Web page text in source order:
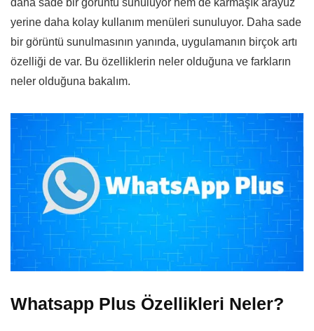
daha sade bir görüntü sunuluyor hem de karmaşık arayüz
yerine daha kolay kullanım menüleri sunuluyor. Daha sade
bir görüntü sunulmasının yanında, uygulamanın birçok artı
özelliği de var. Bu özelliklerin neler olduğuna ve farkların
neler olduğuna bakalım.
Whatsapp Plus Özellikleri Neler?